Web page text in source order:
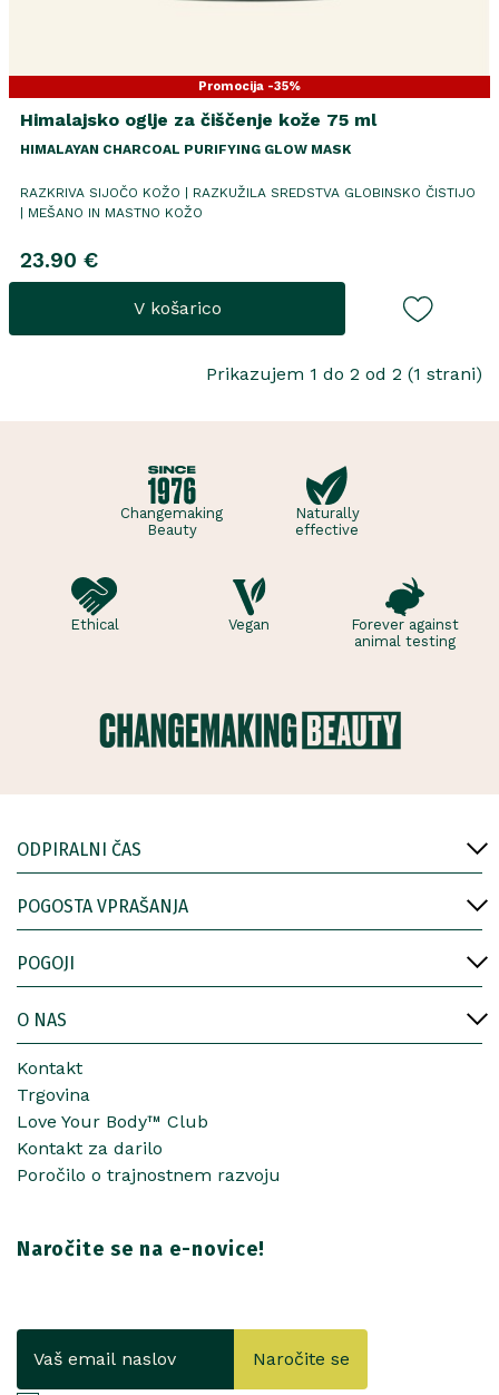
Promocija -35%
Himalajsko oglje za čiščenje kože 75 ml
HIMALAYAN CHARCOAL PURIFYING GLOW MASK
RAZKRIVA SIJOČO KOŽO | RAZKUŽILA SREDSTVA GLOBINSKO ČISTIJO
| MEŠANO IN MASTNO KOŽO
23.90 €
V košarico
Prikazujem 1 do 2 od 2 (1 strani)
Changemaking
Beauty
Naturally
effective
Ethical Vegan
Forever against
animal testing
ODPIRALNI ČAS
POGOSTA VPRAŠANJA
POGOJI
O NAS
Kontakt
Trgovina
Love Your Body™ Club
Kontakt za darilo
Poročilo o trajnostnem razvoju
Naročite se na e-novice!
Naročite se